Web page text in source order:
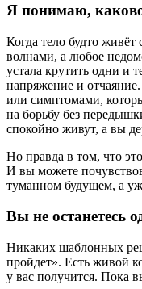
Я понимаю,
Когда тело будто
волнами, а любое
устала крутить одни и
напряжение и
или симптомами,
на борьбу без
спокойно живут, а вы
Но правда в том, что
И вы можете
туманном будущем, а
Вы не останетесь
Никаких шаблонных
пройдет». Есть живой
у вас получится. Пока